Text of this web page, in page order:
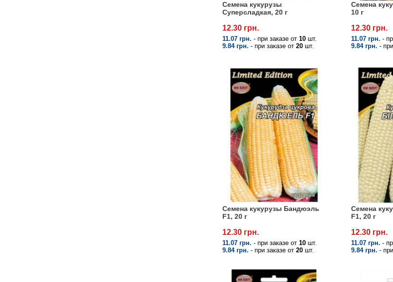
Семена кукурузы
Суперсладкая, 20 г
12.30 грн.
11.07 грн. - при заказе от 10 шт.
9.84 грн. - при заказе от 20 шт.
Семена
10 г
12.30 грн.
11.07 грн. -
9.84 грн. -
Семена кукурузы Бандюэль
F1, 20 г
12.30 грн.
11.07 грн. - при заказе от 10 шт.
9.84 грн. - при заказе от 20 шт.
Семена
F1, 20 г
12.30 грн.
11.07 грн. -
9.84 грн. -